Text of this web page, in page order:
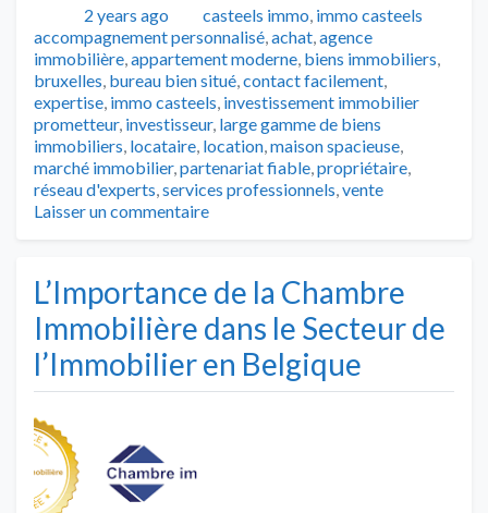
Publié2 years ago Catégories
casteels immo, immo casteels
Tags
accompagnement personnalisé,achat,agence
immobilière,appartement moderne, biens immobiliers,
bruxelles, bureau bien situé,contact facilement,
expertise, immo casteels, investissement immobilier
prometteur, investisseur, large gamme de biens
immobiliers, locataire, location,maison spacieuse,
marché immobilier,partenariat fiable,propriétaire,
réseau d'experts,services professionnels,vente
Laisser un commentaire
L’Importance de la Chambre
Immobilière dans le Secteur de
l’Immobilier en Belgique